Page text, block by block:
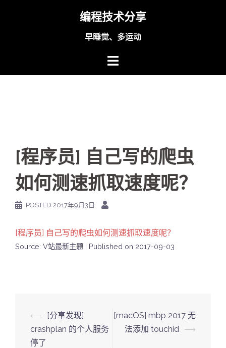
编程技术分享
早睡觉、多运动
[程序员] 自己写的爬虫
如何测速抓取速度呢？
POSTED 2017年9月3日
[程序员] 自己写的爬虫如何测速抓取速度呢？
Source: V站最新主题 Published on 2017-09-03
Post
navigation
⟵
[分享发现]
crashplan 的个人服务
停了
[macOS] mbp 2017 无
法添加 touchid ⟶